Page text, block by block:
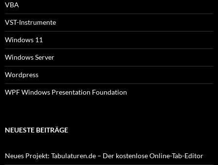
VBA
VST-Instrumente
Windows 11
Windows Server
Wordpress
WPF Windows Presentation Foundation
NEUESTE BEITRÄGE
Neues Projekt: Tabulaturen.de – Der kostenlose Online-Tab-Editor